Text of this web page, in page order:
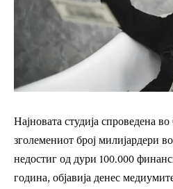
Најновата студија спроведена
зголемениот број милијардери
недостиг од дури 100.000
година, објавија денес